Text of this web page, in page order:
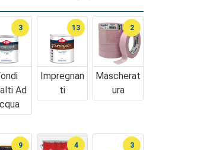
Ad
3
Impregnan
Ti
13
Mascherat
Ura
2
9 4 3